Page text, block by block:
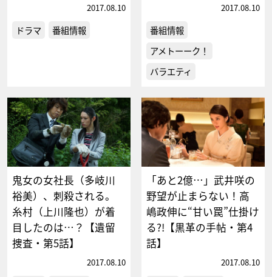
2017.08.10
ドラマ 番組情報
2017.08.10
番組情報
アメトーーク！
バラエティ
鬼女の女社長（多岐川
裕美）、刺殺される。
糸村（上川隆也）が着
目したのは…？【遺留
捜査・第5話】
2017.08.10
「あと2億…」武井咲の
野望が止まらない！高
嶋政伸に“甘い罠”仕掛け
る?!【黒革の手帖・第4
話】
2017.08.10